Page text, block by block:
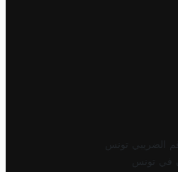
الضريبي تونس
في تونس